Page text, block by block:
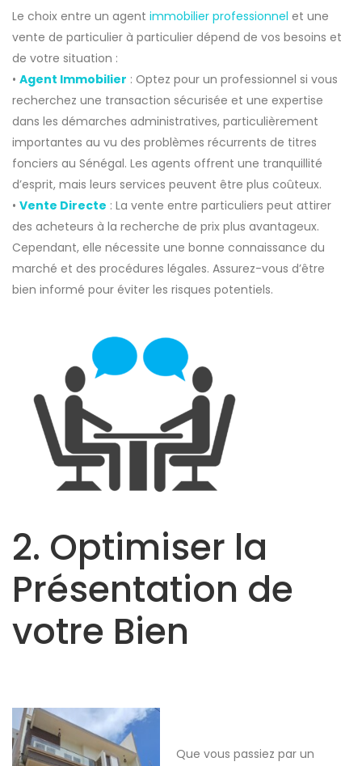
Le choix entre un agent immobilier professionnel et une
vente de particulier à particulier dépend de vos besoins et
de votre situation :
• Agent Immobilier : Optez pour un professionnel si vous
recherchez une transaction sécurisée et une expertise
dans les démarches administratives, particulièrement
importantes au vu des problèmes récurrents de titres
fonciers au Sénégal. Les agents offrent une tranquillité
d’esprit, mais leurs services peuvent être plus coûteux.
• Vente Directe : La vente entre particuliers peut attirer
des acheteurs à la recherche de prix plus avantageux.
Cependant, elle nécessite une bonne connaissance du
marché et des procédures légales. Assurez-vous d’être
bien informé pour éviter les risques potentiels.
2. Optimiser la
Présentation de
votre Bien
Que vous passiez par un